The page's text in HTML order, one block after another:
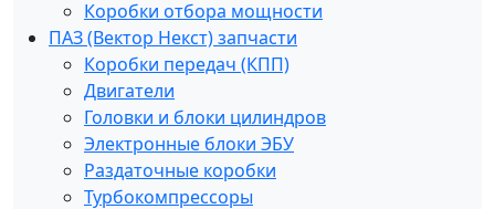
Коробки отбора мощности
ПАЗ (Вектор Некст) запчасти
Коробки передач (КПП)
Двигатели
Головки и блоки цилиндров
Электронные блоки ЭБУ
Раздаточные коробки
Турбокомпрессоры